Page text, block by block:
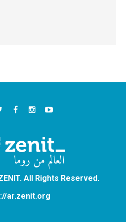
All Rights Reserved.
ar.zenit.org